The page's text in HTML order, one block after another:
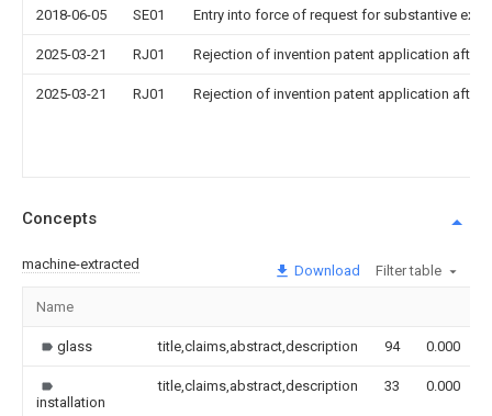
2018-06-05 SE01 Entry into force of request for substantive
2025-03-21 RJ01 Rejection of invention patent application after
2025-03-21 RJ01 Rejection of invention patent application after
Concepts
machine-extracted Download Filter table
Name
glass title,claims,abstract,description 94 0.000
installation
title,claims,abstract,description 33 0.000